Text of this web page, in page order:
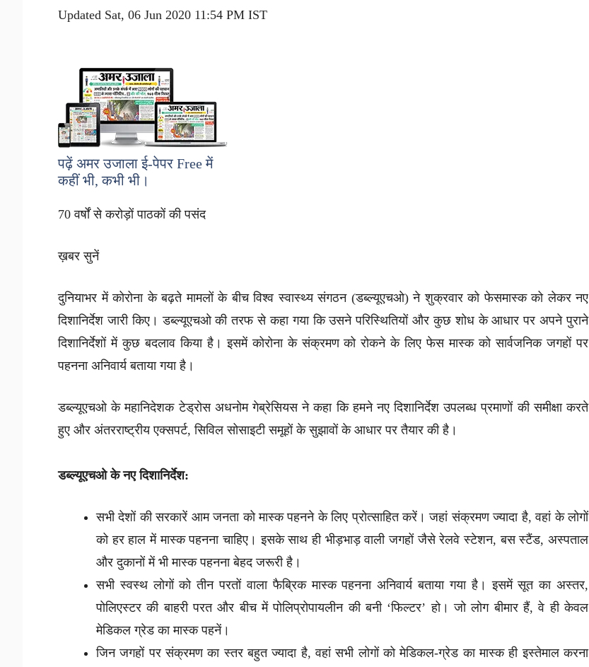
Updated Sat, 06 Jun 2020 11:54 PM IST
पढ़ें अमर उजाला ई-पेपर Freeमें
कहीं भी, कभी भी।
70 वर्षों से करोड़ों पाठकों की पसंद
ख़बर सुनें
दुनियाभर में कोरोना के बढ़ते मामलों के बीच विश्व स्वास्थ्य संगठन (डब्ल्यूएचओ) ने शुक्रवार को फेसमास्क को लेकर नए
दिशानिर्देश जारी किए। डब्ल्यूएचओ की तरफ से कहा गया कि उसने परिस्थितियों और कुछ शोध के आधार पर अपने पुराने
दिशानिर्देशों में कुछ बदलाव किया है। इसमें कोरोना के संक्रमण को रोकने के लिए फेस मास्क को सार्वजनिक जगहों पर
पहनना अनिवार्य बताया गया है।
डब्ल्यूएचओ के महानिदेशक टेड्रोस अधनोम गेब्रेसियस ने कहा कि हमने नए दिशानिर्देश उपलब्ध प्रमाणों की समीक्षा करते
हुए और अंतरराष्ट्रीय एक्सपर्ट, सिविल सोसाइटी समूहों के सुझावों के आधार पर तैयार की है।
डब्ल्यूएचओ के नए दिशानिर्देश:
सभी देशों की सरकारें आम जनता को मास्क पहनने के लिए प्रोत्साहित करें। जहां संक्रमण ज्यादा है, वहां के लोगों
को हर हाल में मास्क पहनना चाहिए। इसके साथ ही भीड़भाड़ वाली जगहों जैसे रेलवे स्टेशन, बस स्टैंड, अस्पताल
और दुकानों में भी मास्क पहनना बेहद जरूरी है।
सभी स्वस्थ लोगों को तीन परतों वाला फैब्रिक मास्क पहनना अनिवार्य बताया गया है। इसमें सूत का अस्तर,
पोलिएस्टर की बाहरी परत और बीच में पोलिप्रोपायलीन की बनी ‘फिल्टर’ हो। जो लोग बीमार हैं, वे ही केवल
मेडिकल ग्रेड का मास्क पहनें।
जिन जगहों पर संक्रमण का स्तर बहुत ज्यादा है, वहां सभी लोगों को मेडिकल-ग्रेड का मास्क ही इस्तेमाल करना